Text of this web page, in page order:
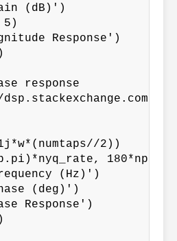
(dB)')
Response')
response
a/
2))
(Hz)')
(deg)')
Response')